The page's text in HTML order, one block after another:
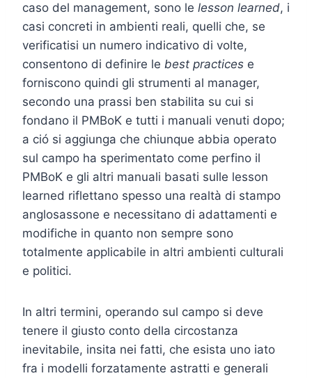
caso del management, sono le lesson learned, i
casi concreti in ambienti reali, quelli che, se
verificatisi un numero indicativo di volte,
consentono di definire le best practices e
forniscono quindi gli strumenti al manager,
secondo una prassi ben stabilita su cui si
fondano il PMBoK e tutti i manuali venuti dopo;
a ció si aggiunga che chiunque abbia operato
sul campo ha sperimentato come perfino il
PMBoK e gli altri manuali basati sulle lesson
learned riflettano spesso una realtà di stampo
anglosassone e necessitano di adattamenti e
modifiche in quanto non sempre sono
totalmente applicabile in altri ambienti culturali
e politici.
In altri termini, operando sul campo si deve
tenere il giusto conto della circostanza
inevitabile, insita nei fatti, che esista uno iato
fra i modelli forzatamente astratti e generali